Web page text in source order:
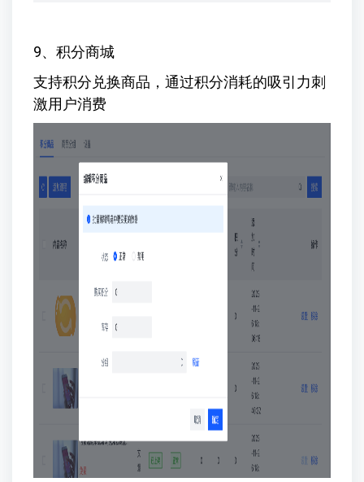
9、积分商城
支持积分兑换商品，通过积分消耗的吸引力刺
激用户消费